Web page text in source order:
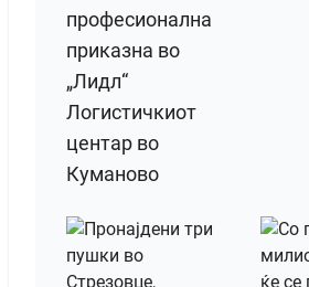
професионална
приказна во
„Лидл“
Логистичкиот
центар во
Куманово